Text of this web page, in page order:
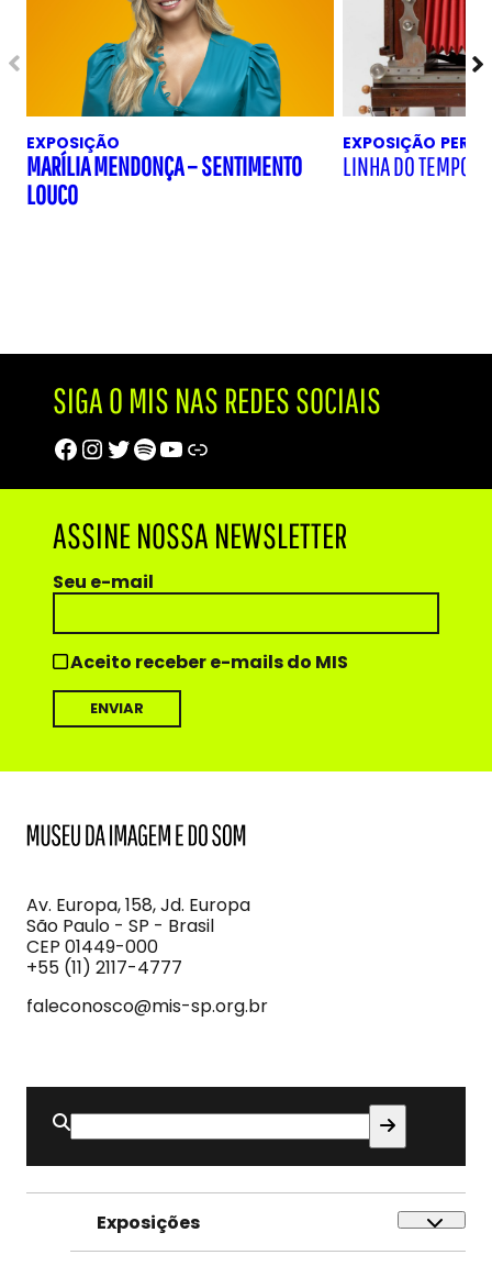
EXPOSIÇÃO
MARÍLIA MENDONÇA – SENTIMENTO
LOUCO
EXPOSIÇÃO
LINHA DO TEMPO
SIGA O MIS NAS REDES SOCIAIS
Facebook
Instagram
Twitter
Spotify
Youtube
Trip Advisor
ASSINE NOSSA NEWSLETTER
Seu e-mail
Aceito receber e-mails do MIS
Imagem
e
do
Som
Av. Europa, 158, Jd. Europa
São Paulo - SP - Brasil
CEP 01449-000
+55 (11) 2117-4777
faleconosco@mis-sp.org.br
Buscar
por:
Exposições